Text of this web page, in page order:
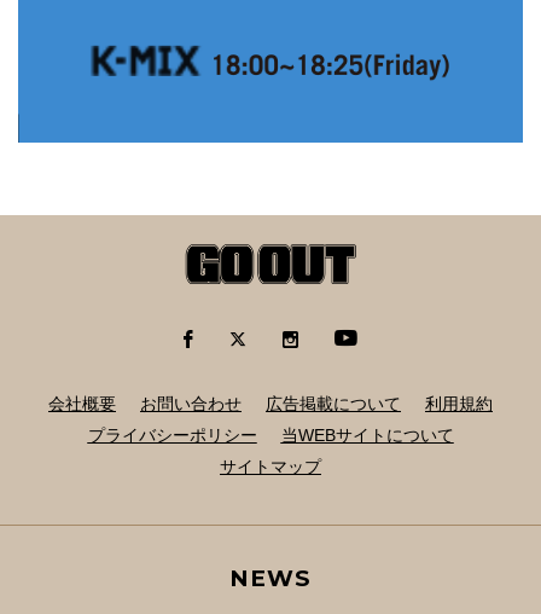
会社概要 お問い合わせ 広告掲載について
利用規約
プライバシーポリシー
当WEBサイトについて
サイトマップ
NEWS